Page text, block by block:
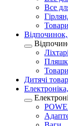
Все
Відпочинок,
Дитячі